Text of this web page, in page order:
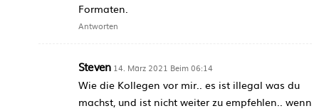
Formaten.
Antworten
Steven 14. März 2021 Beim 06:14
Wie die Kollegen vor mir.. es ist illegal was du
machst, und ist nicht weiter zu empfehlen.. wenn